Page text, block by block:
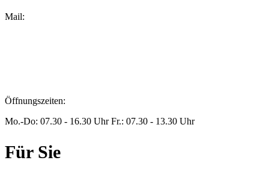
Mail:
Öffnungszeiten:
Mo.-Do: 07.30 - 16.30 Uhr Fr.: 07.30 - 13.30 Uhr
Für Sie